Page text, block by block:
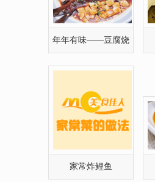
家常炸鲤鱼
红烧鲤鱼的做法,红烧